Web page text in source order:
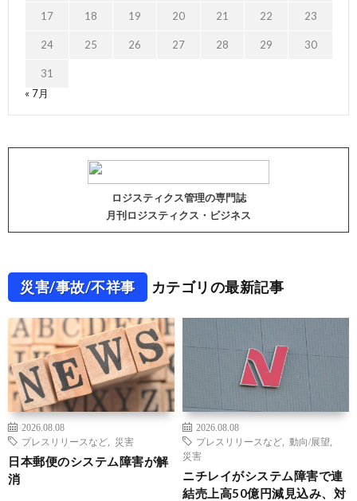
17 18 19 20 21 22 23
24 25 26 27 28 29 30
31
« 7月
ロジスティクス管理の専門誌
月刊ロジスティクス・ビジネス
災害/事故/不祥事 カテゴリの最新記事
2026.08.08
プレスリリースなど
災害
日本郵便のシステム障害が解
消
2026.08.08
プレスリリースなど
動向/展望
災害
ニチレイがシステム障害で連
結売上高50億円減見込み、対